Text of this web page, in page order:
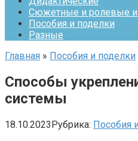
Сюжетные и ролевые
Пособия и поделки
Разные
Главная » Пособия и поделки
Способы
системы
18.10.2023Рубрика: Пособия